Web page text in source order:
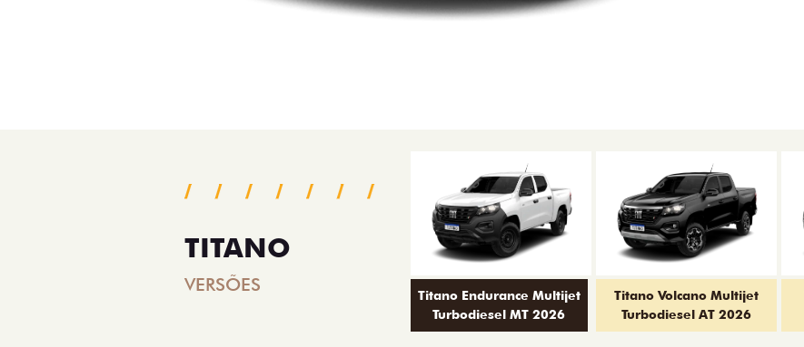
TITANO
VERSÕES
Titano Endurance Multijet
Turbodiesel MT 2026
Titano Volcano Multijet
Turbodiesel AT 2026